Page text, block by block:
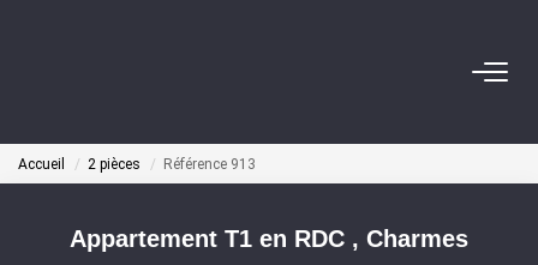
NOS AGENTS
Accueil 2 pièces Référence 913
Appartement T1 en RDC , Charmes